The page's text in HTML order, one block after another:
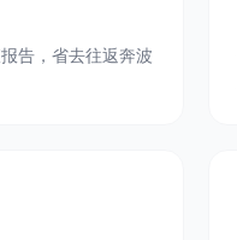
告，省去往返奔波